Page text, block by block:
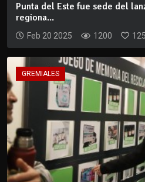
Punta del Este fue sede del
regiona...
Feb 20 2025 1200 125
GREMIALES